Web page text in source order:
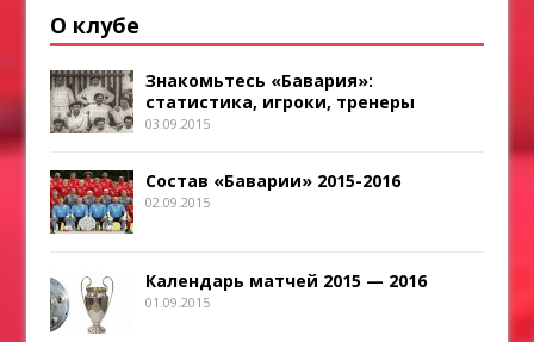
О клубе
Знакомьтесь «Бавария»:
статистика, игроки, тренеры
03.09.2015
Состав «Баварии» 2015-2016
02.09.2015
Календарь матчей 2015 — 2016
01.09.2015